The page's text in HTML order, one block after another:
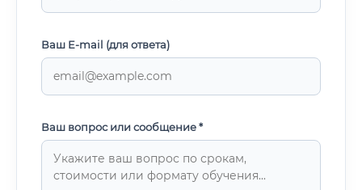
Ваш E-mail (для ответа)
Ваш вопрос или сообщение *